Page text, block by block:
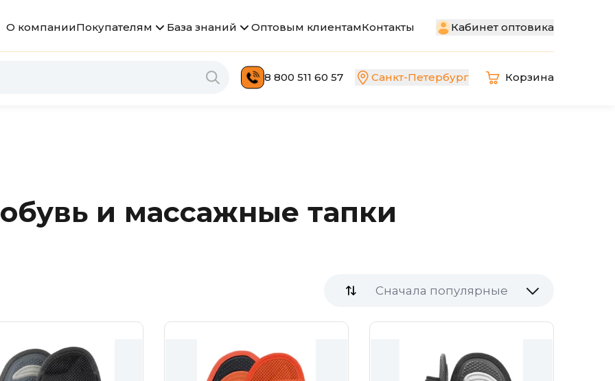
О компанииПокупателям База знаний Оптовым клиентамКонтакты Кабинет оптовика
8 800 511 60 57 Санкт-Петербург Корзина
и массажные тапки
Сначала популярные